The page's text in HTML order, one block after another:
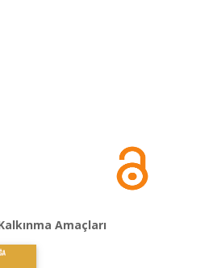
Amaçları